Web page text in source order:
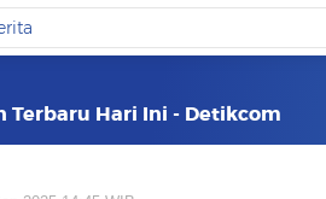
Terbaru Hari Ini - Detikcom